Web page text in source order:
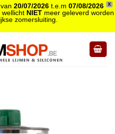
X
20/07/2026t.e.m 07/08/2026
NIETmeer geleverd worden
zomersluiting.